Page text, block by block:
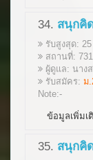
34. สนุกคิ
รับสูงสุด:
สถานที่: 731
ผู้ดูแล: นาง
รับสมัคร: ม
Note:-
ข้อมูลเพิ่มเ
35. สนุกคิ